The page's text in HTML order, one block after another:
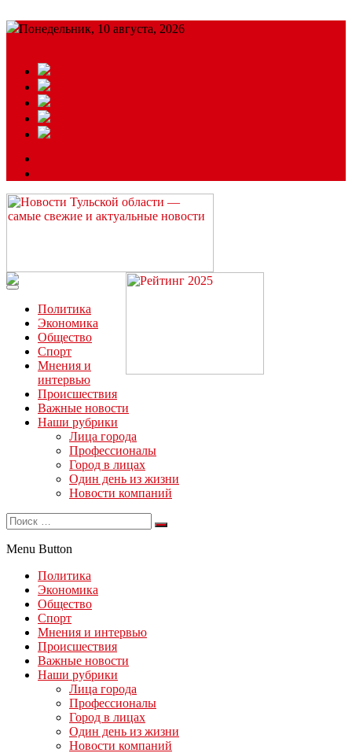
Понедельник, 10 августа, 2026
Читайте последние новости дня в Тульской области на сайте
“ЗаНовомосковск”
Политика
Экономика
Общество
Спорт
Мнения и
интервью
Происшествия
Важные новости
Наши рубрики
Лица города
Профессионалы
Город в лицах
Один день из жизни
Новости компаний
Menu Button
Политика
Экономика
Общество
Спорт
Мнения и интервью
Происшествия
Важные новости
Наши рубрики
Лица города
Профессионалы
Город в лицах
Один день из жизни
Новости компаний